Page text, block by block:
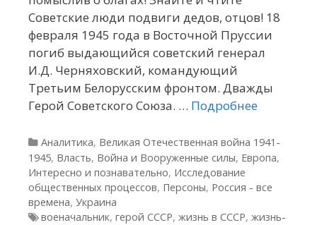
Советские люди подвиги дедов, отцов! 18
февраля 1945 года в Восточной Пруссии
погиб выдающийся советский генерал
И.Д. Черняховский, командующий
Третьим Белорусским фронтом. Дважды
Герой Советского Союза. … Подробнее
Рубрики
Аналитика, Великая Отечественная война 1941-
1945, Власть, Война и Вооруженные силы, Европа,
Интересно и познавательно, Исследование
общественных процессов, Персоны, Россия - все
времена, Украина
Метки
военачальник, герой СССР, жизнь в СССР, жизнь-